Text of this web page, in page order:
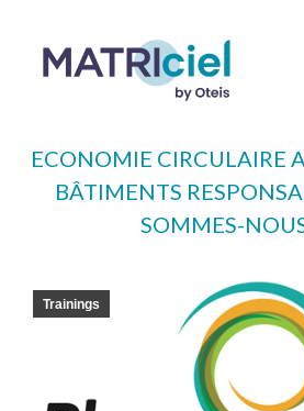
ECONOMIE CIRCULAIRE
BÂTIMENTS
SOMMES-
Trainings